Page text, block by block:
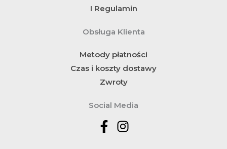
I Regulamin
Obsługa Klienta
Metody płatności
Czas i koszty dostawy
Zwroty
Social Media